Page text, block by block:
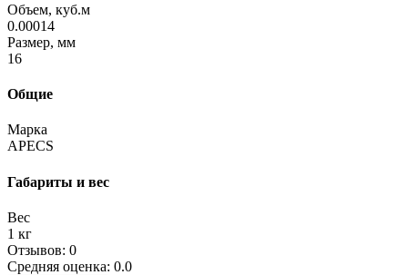
Объем, куб.м
0.00014
Размер, мм
16
Общие
Марка
APECS
Габариты и вес
Вес
1 кг
Отзывов: 0
Средняя оценка: 0.0